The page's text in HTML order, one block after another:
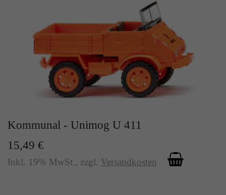
Kommunal - Unimog U 411
15,49 €
Inkl. 19% MwSt., zzgl. Versandkosten